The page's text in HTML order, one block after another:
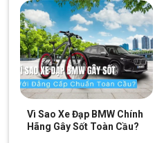
Vì Sao Xe Đạp BMW Chính
Hãng Gây Sốt Toàn Cầu?